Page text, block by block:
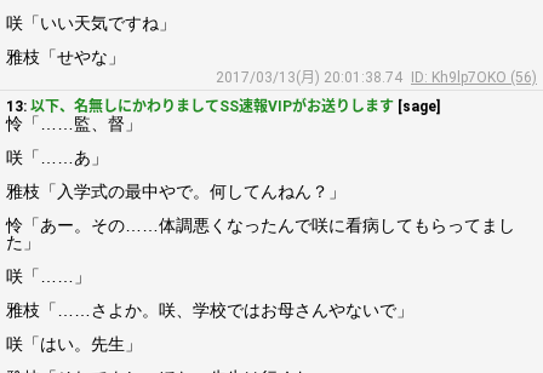
咲「いい天気ですね」
雅枝「せやな」
2017/03/13(月) 20:01:38.74
ID: Kh9lp7OKO (56)
13: 以下、名無しにかわりましてSS速報VIPがお送りします [sage]
怜「……監、督」
咲「……あ」
雅枝「入学式の最中やで。何してんねん？」
怜「あー。その……体調悪くなったんで咲に看病してもらってまし
た」
咲「……」
雅枝「……さよか。咲、学校ではお母さんやないで」
咲「はい。先生」